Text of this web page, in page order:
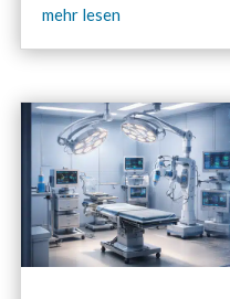
mehr lesen